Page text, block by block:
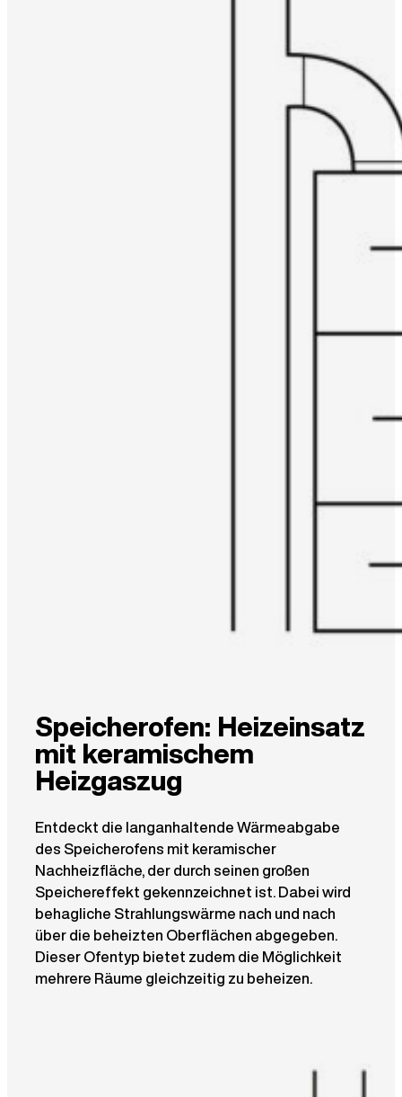
Speicherofen: Heizeinsatz
mit keramischem
Heizgaszug
Entdeckt die langanhaltende Wärmeabgabe
des Speicherofens mit keramischer
Nachheizfläche, der durch seinen großen
Speichereffekt gekennzeichnet ist. Dabei wird
behagliche Strahlungswärme nach und nach
über die beheizten Oberflächen abgegeben.
Dieser Ofentyp bietet zudem die Möglichkeit
mehrere Räume gleichzeitig zu beheizen.